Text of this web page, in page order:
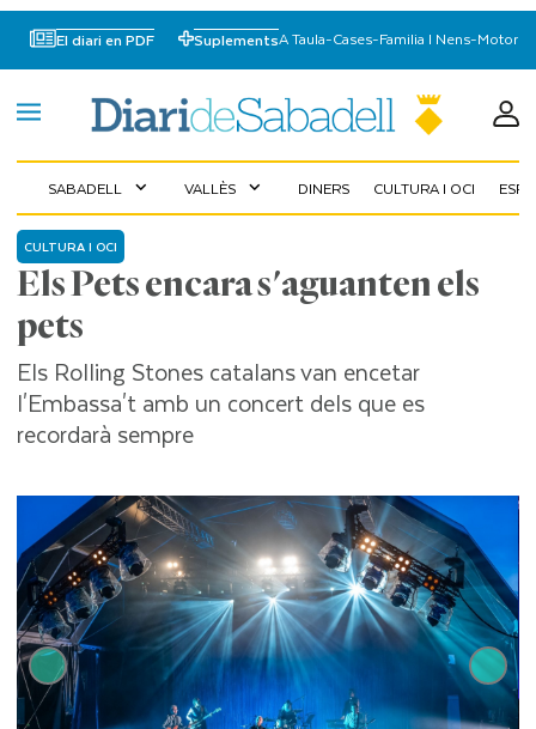
El diari en PDF SuplementsA Taula-Cases-Familia I Nens-Motor
SABADELL expand_more VALLÈS expand_more DINERS CULTURA I OCI
Els Pets encara s'aguanten els
pets
CULTURA I OCI
Els Rolling Stones catalans van encetar
l'Embassa't amb un concert dels que es
recordarà sempre